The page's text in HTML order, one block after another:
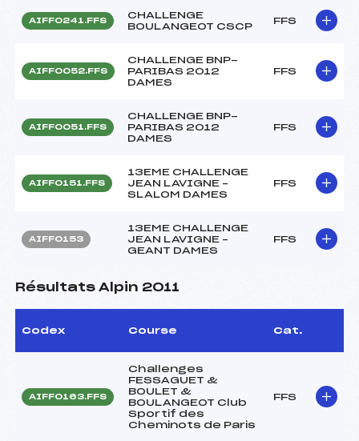
AIFF0241.FFS
CHALLENGE
BOULANGEOT CSCP
FFS
AIFF0052.FFS
CHALLENGE BNP-
PARIBAS 2012
DAMES
FFS
AIFF0051.FFS
CHALLENGE BNP-
PARIBAS 2012
DAMES
FFS
AIFF0151.FFS
13EME CHALLENGE
JEAN LAVIGNE –
SLALOM DAMES
FFS
AIFF0153
13EME CHALLENGE
JEAN LAVIGNE –
GEANT DAMES
FFS
Résultats Alpin 2011
Codex Course Cat.
AIFF0163.FFS
Challenges
FESSAGUET &
BOULET &
BOULANGEOT Club
Sportif des
Cheminots de Paris
FFS